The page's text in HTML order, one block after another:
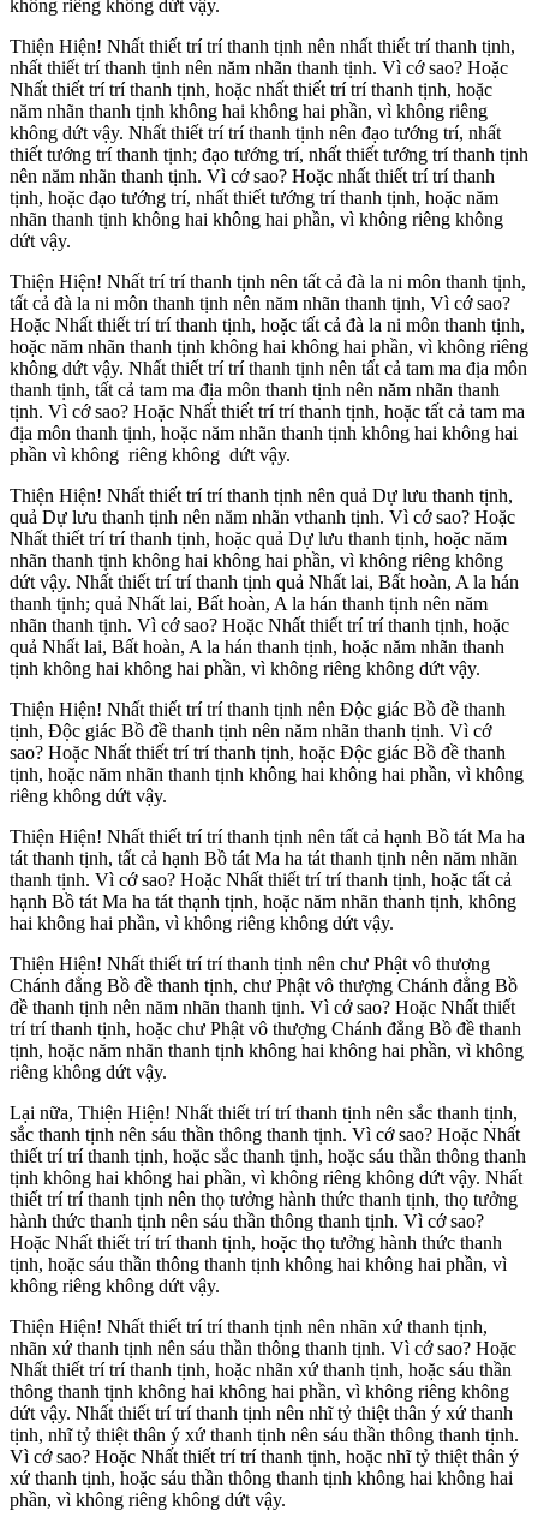
không riêng không dứt vậy.
Thiện Hiện! Nhất thiết trí trí thanh tịnh nên nhất thiết trí thanh tịnh,
nhất thiết trí thanh tịnh nên năm nhãn thanh tịnh. Vì cớ sao? Hoặc
Nhất thiết trí trí thanh tịnh, hoặc nhất thiết trí trí thanh tịnh, hoặc
năm nhãn thanh tịnh không hai không hai phần, vì không riêng
không dứt vậy. Nhất thiết trí trí thanh tịnh nên đạo tướng trí, nhất
thiết tướng trí thanh tịnh; đạo tướng trí, nhất thiết tướng trí thanh tịnh
nên năm nhãn thanh tịnh. Vì cớ sao? Hoặc nhất thiết trí trí thanh
tịnh, hoặc đạo tướng trí, nhất thiết tướng trí thanh tịnh, hoặc năm
nhãn thanh tịnh không hai không hai phần, vì không riêng không
dứt vậy.
Thiện Hiện! Nhất trí trí thanh tịnh nên tất cả đà la ni môn thanh tịnh,
tất cả đà la ni môn thanh tịnh nên năm nhãn thanh tịnh, Vì cớ sao?
Hoặc Nhất thiết trí trí thanh tịnh, hoặc tất cả đà la ni môn thanh tịnh,
hoặc năm nhãn thanh tịnh không hai không hai phần, vì không riêng
không dứt vậy. Nhất thiết trí trí thanh tịnh nên tất cả tam ma địa môn
thanh tịnh, tất cả tam ma địa môn thanh tịnh nên năm nhãn thanh
tịnh. Vì cớ sao? Hoặc Nhất thiết trí trí thanh tịnh, hoặc tất cả tam ma
địa môn thanh tịnh, hoặc năm nhãn thanh tịnh không hai không hai
phần vì không riêng không dứt vậy.
Thiện Hiện! Nhất thiết trí trí thanh tịnh nên quả Dự lưu thanh tịnh,
quả Dự lưu thanh tịnh nên năm nhãn vthanh tịnh. Vì cớ sao? Hoặc
Nhất thiết trí trí thanh tịnh, hoặc quả Dự lưu thanh tịnh, hoặc năm
nhãn thanh tịnh không hai không hai phần, vì không riêng không
dứt vậy. Nhất thiết trí trí thanh tịnh quả Nhất lai, Bất hoàn, A la hán
thanh tịnh; quả Nhất lai, Bất hoàn, A la hán thanh tịnh nên năm
nhãn thanh tịnh. Vì cớ sao? Hoặc Nhất thiết trí trí thanh tịnh, hoặc
quả Nhất lai, Bất hoàn, A la hán thanh tịnh, hoặc năm nhãn thanh
tịnh không hai không hai phần, vì không riêng không dứt vậy.
Thiện Hiện! Nhất thiết trí trí thanh tịnh nên Ðộc giác Bồ đề thanh
tịnh, Ðộc giác Bồ đề thanh tịnh nên năm nhãn thanh tịnh. Vì cớ
sao? Hoặc Nhất thiết trí trí thanh tịnh, hoặc Ðộc giác Bồ đề thanh
tịnh, hoặc năm nhãn thanh tịnh không hai không hai phần, vì không
riêng không dứt vậy.
Thiện Hiện! Nhất thiết trí trí thanh tịnh nên tất cả hạnh Bồ tát Ma ha
tát thanh tịnh, tất cả hạnh Bồ tát Ma ha tát thanh tịnh nên năm nhãn
thanh tịnh. Vì cớ sao? Hoặc Nhất thiết trí trí thanh tịnh, hoặc tất cả
hạnh Bồ tát Ma ha tát thạnh tịnh, hoặc năm nhãn thanh tịnh, không
hai không hai phần, vì không riêng không dứt vậy.
Thiện Hiện! Nhất thiết trí trí thanh tịnh nên chư Phật vô thượng
Chánh đẳng Bồ đề thanh tịnh, chư Phật vô thượng Chánh đẳng Bồ
đề thanh tịnh nên năm nhãn thanh tịnh. Vì cớ sao? Hoặc Nhất thiết
trí trí thanh tịnh, hoặc chư Phật vô thượng Chánh đẳng Bồ đề thanh
tịnh, hoặc năm nhãn thanh tịnh không hai không hai phần, vì không
riêng không dứt vậy.
Lại nữa, Thiện Hiện! Nhất thiết trí trí thanh tịnh nên sắc thanh tịnh,
sắc thanh tịnh nên sáu thần thông thanh tịnh. Vì cớ sao? Hoặc Nhất
thiết trí trí thanh tịnh, hoặc sắc thanh tịnh, hoặc sáu thần thông thanh
tịnh không hai không hai phần, vì không riêng không dứt vậy. Nhất
thiết trí trí thanh tịnh nên thọ tưởng hành thức thanh tịnh, thọ tưởng
hành thức thanh tịnh nên sáu thần thông thanh tịnh. Vì cớ sao?
Hoặc Nhất thiết trí trí thanh tịnh, hoặc thọ tưởng hành thức thanh
tịnh, hoặc sáu thần thông thanh tịnh không hai không hai phần, vì
không riêng không dứt vậy.
Thiện Hiện! Nhất thiết trí trí thanh tịnh nên nhãn xứ thanh tịnh,
nhãn xứ thanh tịnh nên sáu thần thông thanh tịnh. Vì cớ sao? Hoặc
Nhất thiết trí trí thanh tịnh, hoặc nhãn xứ thanh tịnh, hoặc sáu thần
thông thanh tịnh không hai không hai phần, vì không riêng không
dứt vậy. Nhất thiết trí trí thanh tịnh nên nhĩ tỷ thiệt thân ý xứ thanh
tịnh, nhĩ tỷ thiệt thân ý xứ thanh tịnh nên sáu thần thông thanh tịnh.
Vì cớ sao? Hoặc Nhất thiết trí trí thanh tịnh, hoặc nhĩ tỷ thiệt thân ý
xứ thanh tịnh, hoặc sáu thần thông thanh tịnh không hai không hai
phần, vì không riêng không dứt vậy.